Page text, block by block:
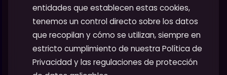
entidades que establecen estas cookies,
tenemos un control directo sobre los datos
que recopilan y cómo se utilizan, siempre en
estricto cumplimiento de nuestra Política de
Privacidad y las regulaciones de protección